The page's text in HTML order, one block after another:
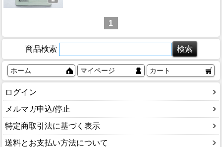
1
商品検索
ホーム マイページ カート
ログイン
メルマガ申込/停止
特定商取引法に基づく表示
送料とお支払い方法について